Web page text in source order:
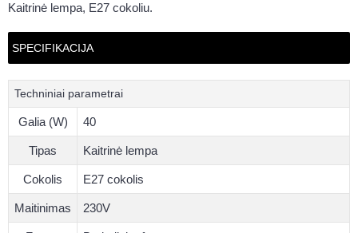
Kaitrinė lempa, E27 cokoliu.
SPECIFIKACIJA
Techniniai parametrai
Galia (W) 40
Tipas Kaitrinė lempa
Cokolis E27 cokolis
Maitinimas 230V